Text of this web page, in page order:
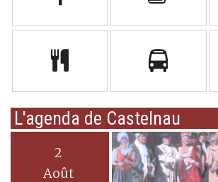
L'agenda de Castelnau
2
Août